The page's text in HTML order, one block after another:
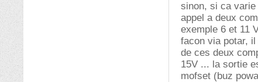
sinon, si ca
appel a deux
exemple 6 et 11
facon via potar,
de ces deux
15V ... la sortie
mofset (buz